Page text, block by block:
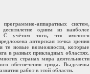
аппаратных систем,
одним из наиболее
С учётом того, что имеются
авторская точка зрения
те новые возможности, которые
в разных прикладных областях.
странах мира деятельности
обеспечения грида. Выделены
работ в этой области.